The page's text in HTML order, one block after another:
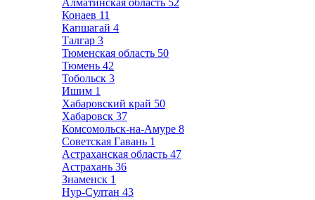
Алматинская область 52
Конаев 11
Капшагай 4
Талгар 3
Тюменская область 50
Тюмень 42
Тобольск 3
Ишим 1
Хабаровский край 50
Хабаровск 37
Комсомольск-на-Амуре 8
Советская Гавань 1
Астраханская область 47
Астрахань 36
Знаменск 1
Нур-Султан 43